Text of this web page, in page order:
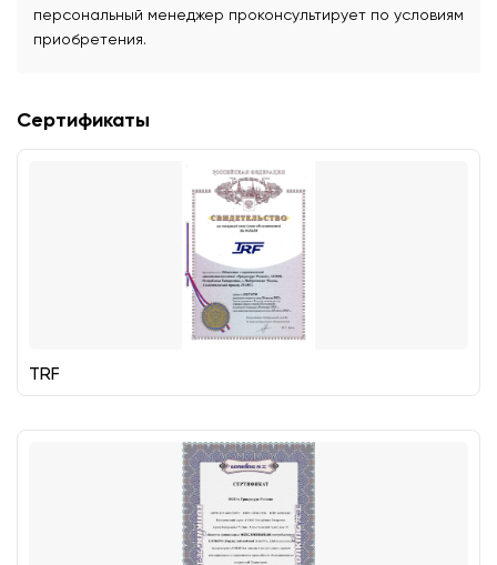
персональный менеджер проконсультирует по условиям
приобретения.
Сертификаты
TRF